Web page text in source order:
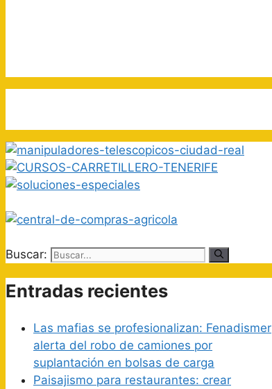
Buscar:
Entradas recientes
Las mafias se profesionalizan: Fenadismer
alerta del robo de camiones por
suplantación en bolsas de carga
Paisajismo para restaurantes: crear